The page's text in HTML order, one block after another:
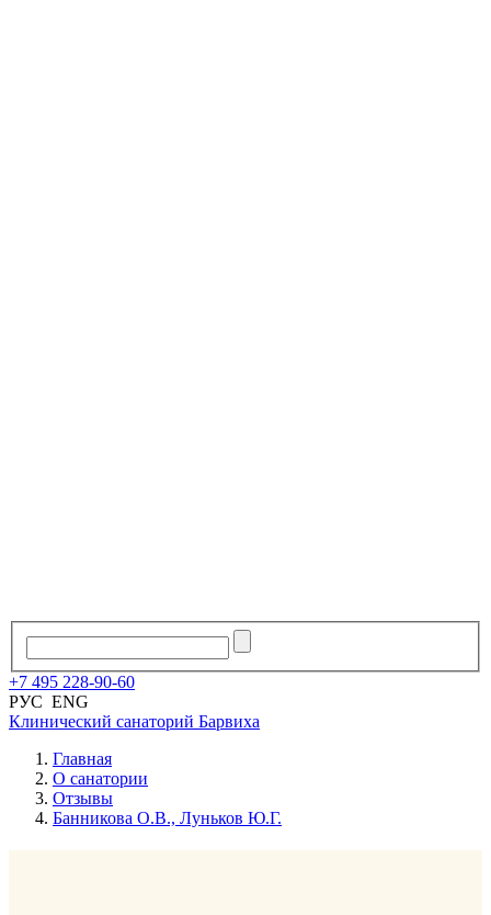
+7 495 228-90-60
РУС ENG
Клинический санаторий Барвиха
Главная
О санатории
Отзывы
Банникова О.В., Луньков Ю.Г.